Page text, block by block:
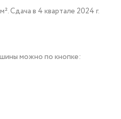
звонок
Сдача в 4 квартале 2024 г.
можно по кнопке: